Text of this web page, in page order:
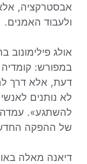
אבסטרקציה,
ולעבוד האמנים.
במפורש:
דעת, אלא דרך
לא נותנים
להשתגע». עמדה
של ההפקה
דיאנה מאלה